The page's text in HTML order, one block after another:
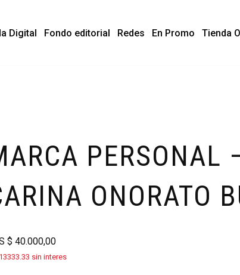
Digital Fondo editorial Redes En Promo Tienda
PERSONAL
ONORATO
$ 40.000,00
sin interes